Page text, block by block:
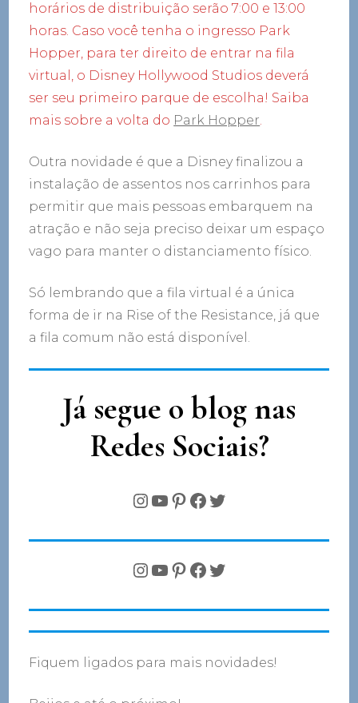
horários de distribuição serão 7:00 e 13:00
horas. Caso você tenha o ingresso Park
Hopper, para ter direito de entrar na fila
virtual, o Disney Hollywood Studios deverá
ser seu primeiro parque de escolha! Saiba
mais sobre a volta do Park Hopper.
Outra novidade é que a Disney finalizou a
instalação de assentos nos carrinhos para
permitir que mais pessoas embarquem na
atração e não seja preciso deixar um espaço
vago para manter o distanciamento físico.
Só lembrando que a fila virtual é a única
forma de ir na Rise of the Resistance, já que
a fila comum não está disponível.
Já segue o blog nas
Redes Sociais?
Instagram
YouTube
Pinterest
Facebook
Twitter
Instagram
YouTube
Pinterest
Facebook
Twitter
Fiquem ligados para mais novidades!